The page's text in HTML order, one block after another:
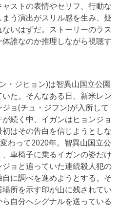
ストの表情やセリフ、行動な
う演出がスリル感を生み、疑
いはずだ。ストーリーのラス
誰なのか推理しながら視聴す
・ジヒョン)は智異山国立公園
た。そんなある日、新米レン
ョ(チュ・ジフン)が入所して
続く中、イガンはヒョンジョ
はその告白を信じようとしな
わって2020年。智異山国立公
車椅子に乗るイガンの姿だけ
ョと追っていた連続殺人犯の
に調べを進めようとする。そ
所を示す印が山に残されてい
自分へシグナルを送っている